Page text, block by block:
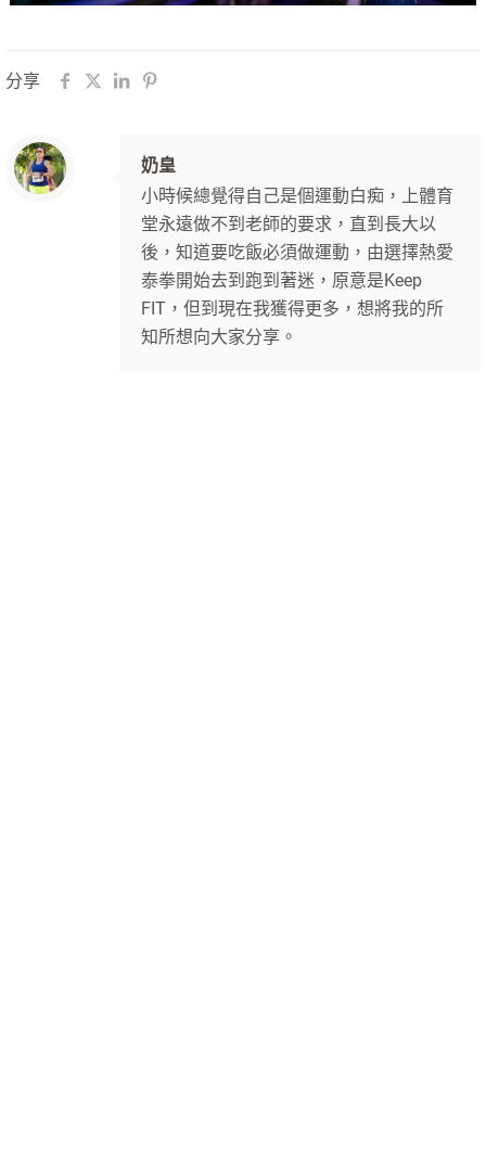
分享
奶皇
小時候總覺得自己是個運動白痴，上體育
堂永遠做不到老師的要求，直到長大以
後，知道要吃飯必須做運動，由選擇熱愛
泰拳開始去到跑到著迷，原意是Keep
FIT，但到現在我獲得更多，想將我的所
知所想向大家分享。